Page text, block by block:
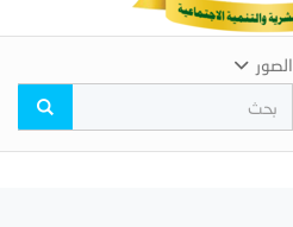
الصور